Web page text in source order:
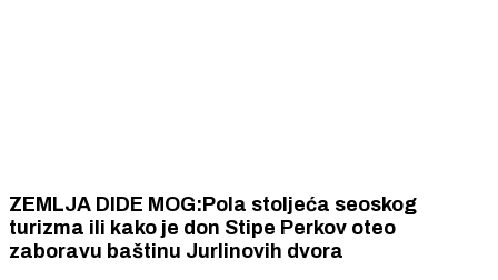
ZEMLJA DIDE MOG:Pola stoljeća seoskog
turizma ili kako je don Stipe Perkov oteo
zaboravu baštinu Jurlinovih dvora